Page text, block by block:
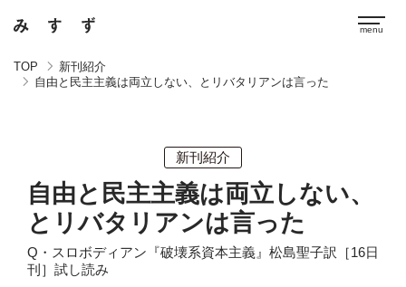
TOP
新刊紹介
自由と民主主義は両立しない、とリバタリアンは言った
新刊紹介
自由と民主主義は両立しない、
とリバタリアンは言った
Q・スロボディアン『破壊系資本主義』松島聖子訳［16日
刊］試し読み